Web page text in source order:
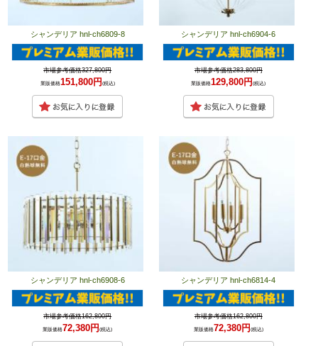
シャンデリア hnl-ch6809-8
市場参考価格327,800円
業販価格151,800円 (税込)
シャンデリア hnl-ch6904-6
市場参考価格283,800円
業販価格129,800円(税込)
シャンデリア hnl-ch6908-6
市場参考価格162,800円
業販価格72,380円(税込)
シャンデリア hnl-ch6814-4
市場参考価格162,800円
業販価格72,380円 (税込)